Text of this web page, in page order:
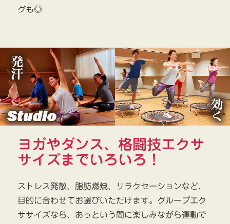
グも◎
ヨガやダンス、格闘技エクサ
サイズまでいろいろ！
ストレス発散、脂肪燃焼、リラクセーションなど、
目的に合わせてお選びいただけます。グループエク
ササイズなら、あっという間に楽しみながら運動で